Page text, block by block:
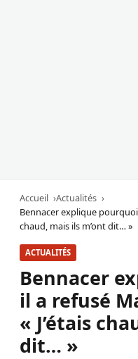
Accueil
Actualités
Bennacer explique pourquoi
chaud, mais ils m’ont dit… »
ACTUALITÉS
Bennacer
il a refusé
« J’étais
dit… »